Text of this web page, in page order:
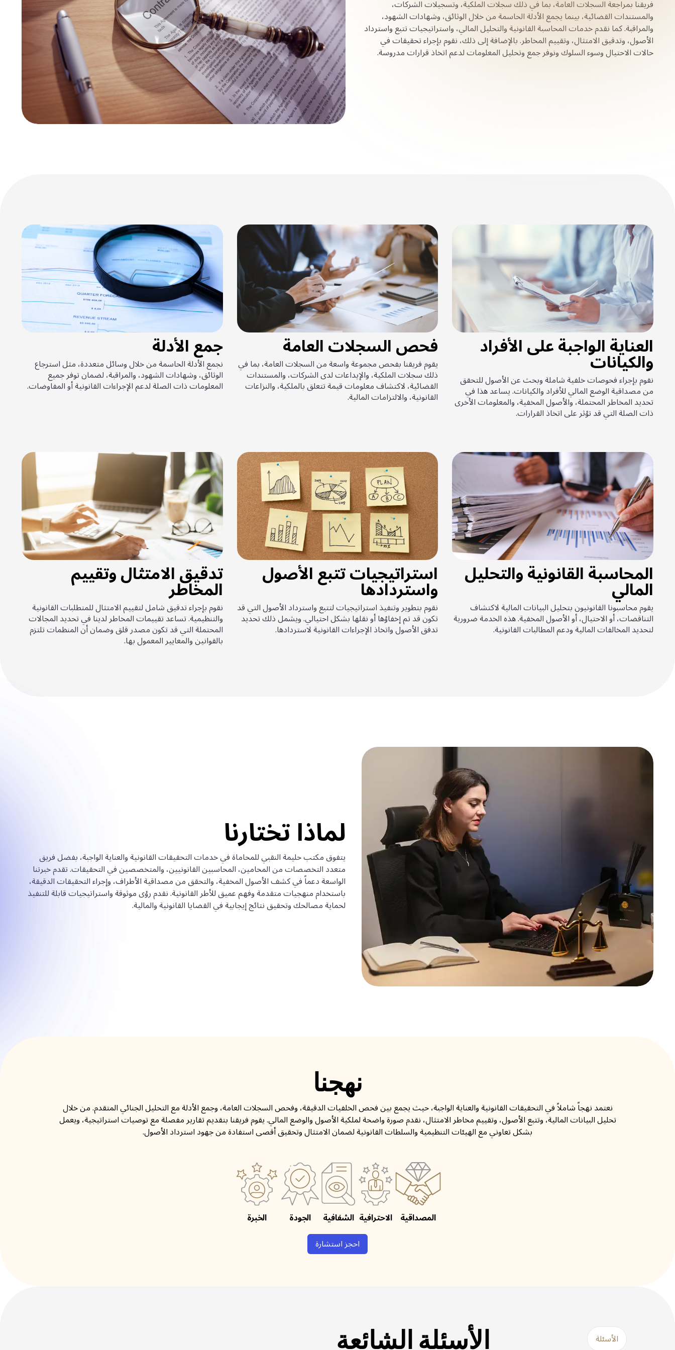
فريقنا بمراجعة السجلات العامة، بما في ذلك سجلات الملكية، وتسجيلات الشركات،
والمستندات القضائية، بينما يجمع الأدلة الحاسمة من خلال الوثائق، وشهادات الشهود،
والمراقبة. كما نقدم خدمات المحاسبة القانونية والتحليل المالي، واستراتيجيات تتبع واسترداد
الأصول، وتدقيق الامتثال، وتقييم المخاطر. بالإضافة إلى ذلك، نقوم بإجراء تحقيقات في
حالات الاحتيال وسوء السلوك ونوفر جمع وتحليل المعلومات لدعم اتخاذ قرارات مدروسة.
العناية الواجبة على الأفراد
والكيانات
نقوم بإجراء فحوصات خلفية شاملة وبحث عن الأصول للتحقق
من مصداقية الوضع المالي للأفراد والكيانات. يساعد هذا في
تحديد المخاطر المحتملة، والأصول المخفية، والمعلومات الأخرى
ذات الصلة التي قد تؤثر على اتخاذ القرارات.
فحص السجلات العامة
يقوم فريقنا بفحص مجموعة واسعة من السجلات العامة، بما في
ذلك سجلات الملكية، والإيداعات لدى الشركات، والمستندات
القضائية، لاكتشاف معلومات قيمة تتعلق بالملكية، والنزاعات
القانونية، والالتزامات المالية.
جمع الأدلة
نجمع الأدلة الحاسمة من خلال وسائل متعددة، مثل استرجاع
الوثائق، وشهادات الشهود، والمراقبة، لضمان توفر جميع
المعلومات ذات الصلة لدعم الإجراءات القانونية أو المفاوضات.
المحاسبة القانونية والتحليل
المالي
يقوم محاسبونا القانونيون بتحليل البيانات المالية لاكتشاف
التناقضات، أو الاحتيال، أو الأصول المخفية. هذه الخدمة ضرورية
لتحديد المخالفات المالية ودعم المطالبات القانونية.
استراتيجيات تتبع الأصول
واستردادها
نقوم بتطوير وتنفيذ استراتيجيات لتتبع واسترداد الأصول التي قد
تكون قد تم إخفاؤها أو نقلها بشكل احتيالي. ويشمل ذلك تحديد
تدفق الأصول واتخاذ الإجراءات القانونية لاستردادها.
تدقيق الامتثال وتقييم
المخاطر
نقوم بإجراء تدقيق شامل لتقييم الامتثال للمتطلبات القانونية
والتنظيمية. تساعد تقييمات المخاطر لدينا في تحديد المجالات
المحتملة التي قد تكون مصدر قلق وضمان أن المنظمات تلتزم
بالقوانين والمعايير المعمول بها.
لماذا تختارنا
يتفوق مكتب حليمة النقبي للمحاماة في خدمات التحقيقات القانونية والعناية الواجبة، بفضل فريق
متعدد التخصصات من المحامين، المحاسبين القانونيين، والمتخصصين في التحقيقات. تقدم خبرتنا
الواسعة دعماً في كشف الأصول المخفية، والتحقق من مصداقية الأطراف، وإجراء التحقيقات الدقيقة،
باستخدام منهجيات متقدمة وفهم عميق للأطر القانونية. نقدم رؤى موثوقة واستراتيجيات قابلة للتنفيذ
لحماية مصالحك وتحقيق نتائج إيجابية في القضايا القانونية والمالية.
نهجنا
نعتمد نهجاً شاملاً في التحقيقات القانونية والعناية الواجبة، حيث يجمع بين فحص الخلفيات الدقيقة، وفحص السجلات العامة، وجمع الأدلة مع التحليل الجنائي المتقدم. من خلال
تحليل البيانات المالية، وتتبع الأصول، وتقييم مخاطر الامتثال، نقدم صورة واضحة لملكية الأصول والوضع المالي. يقوم فريقنا بتقديم تقارير مفصلة مع توصيات استراتيجية، ويعمل
بشكل تعاوني مع الهيئات التنظيمية والسلطات القانونية لضمان الامتثال وتحقيق أقصى استفادة من جهود استرداد الأصول.
المصداقية الاحترافية الشفافية الجودة
الخبرة
احجز استشارة
الأسئلة الأسئلة الشائعة